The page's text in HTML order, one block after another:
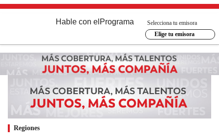
Hable con el Programa
Selecciona tu emisora
Elige tu emisora
Regiones